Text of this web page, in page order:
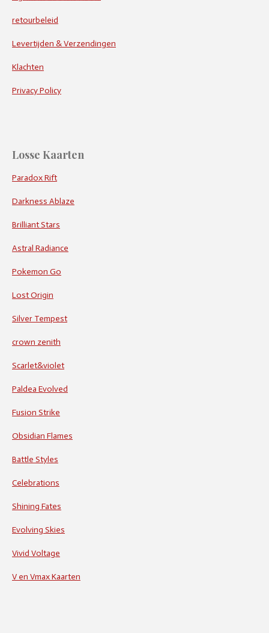
retourbeleid
Levertijden & Verzendingen
Klachten
Privacy Policy
Losse Kaarten
Paradox Rift
Darkness Ablaze
Brilliant Stars
Astral Radiance
Pokemon Go
Lost Origin
Silver Tempest
crown zenith
Scarlet&violet
Paldea Evolved
Fusion Strike
Obsidian Flames
Battle Styles
Celebrations
Shining Fates
Evolving Skies
Vivid Voltage
V en Vmax Kaarten